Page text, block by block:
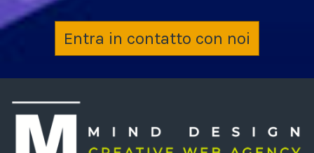
Entra in contatto con noi